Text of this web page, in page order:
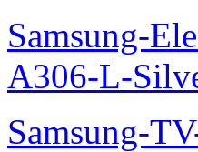
Samsung-
A306-L-
Samsung-